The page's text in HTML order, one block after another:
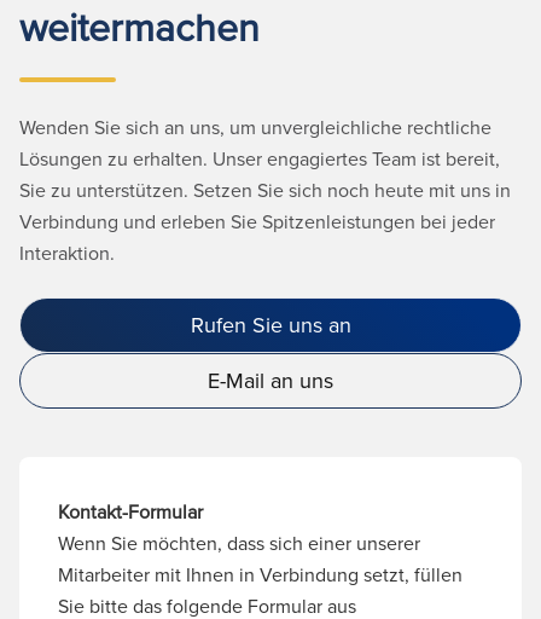
weitermachen
Wenden Sie sich an uns, um unvergleichliche rechtliche
Lösungen zu erhalten. Unser engagiertes Team ist bereit,
Sie zu unterstützen. Setzen Sie sich noch heute mit uns in
Verbindung und erleben Sie Spitzenleistungen bei jeder
Interaktion.
Rufen Sie uns an
E-Mail an uns
Kontakt-Formular
Wenn Sie möchten, dass sich einer unserer
Mitarbeiter mit Ihnen in Verbindung setzt, füllen
Sie bitte das folgende Formular aus